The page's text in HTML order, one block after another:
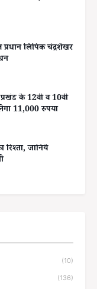
प्रधान लिपिक चंद्रशेखर
प्रखंड के 12वीं व 10वीं
11,000 रुपया
जानिये
(10)
(136)